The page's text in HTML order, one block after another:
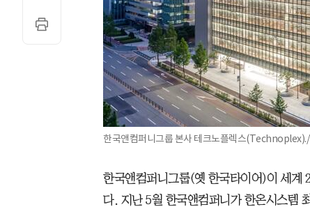
한국앤컴퍼니그룹 본사 테크노플렉스
한국앤컴퍼니그룹(옛 한국타이어)이 세계
다. 지난 5월 한국앤컴퍼니가 한온시스템